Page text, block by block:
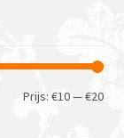
Min.
Prijs:€10—€20